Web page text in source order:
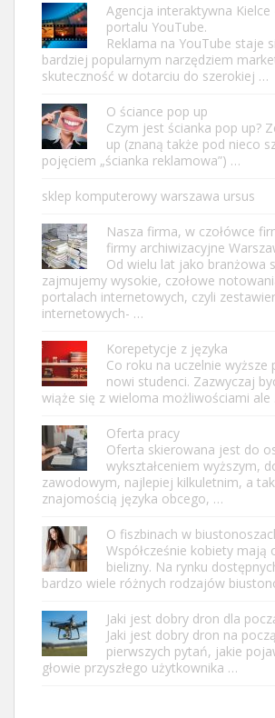
Agencja interaktywna Kielce
portalu YouTube.
Reklama na YouTube staje
bardziej popularnym narzędziem
skuteczność w dotarciu do szerokiej …
O ściance pop up
Czym jest ścianka pop up?
up (znaną także pod nieco
pojęciem „ścianka reklamowa”) …
sklep komputerowy warszawa ursus
Nasza firma, w czołówce
firmy archiwizacyjne
Od wielu lat jako branżowa
zajmujemy wysokie, czołowe
portalach internetowych, czyli
internetowych- …
Korepetycje z języka
Co roku na uczelnie wyższe
nowi studenci. Zazwyczaj
wiąże się z wieloma możliwościami ale
Oferta pracy
Oferta skierowana jest do
wykształceniem wyższym,
zawodowym, najlepiej kilkuletnim, a
znajomością języka obcego, …
O fiszbinach w
Współcześnie kobiety mają
bielizny. Na rynku
bardzo wiele różnych rodzajów
Jaki jest dobry dron dla
Jaki jest dobry dron na
pierwszych pytań, jakie
głowie przyszłego użytkownika …